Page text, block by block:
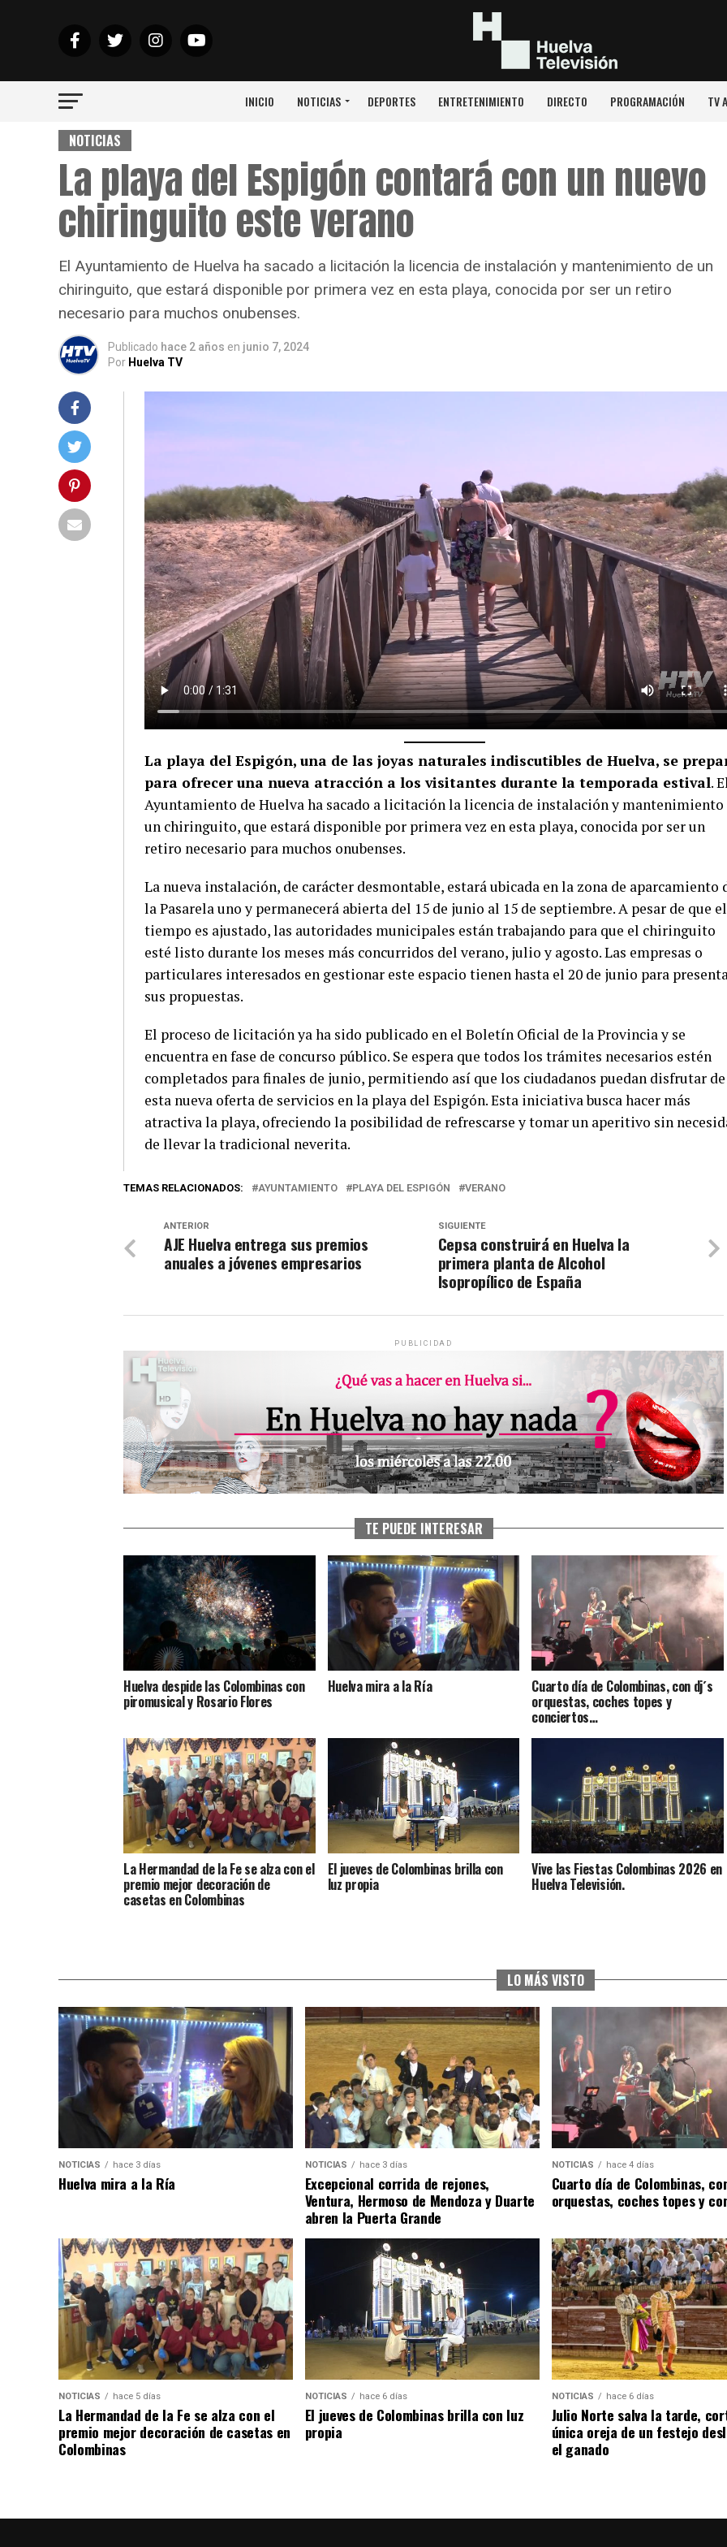
INICIO NOTICIAS DEPORTES ENTRETENIMIENTO DIRECTO PROGRAMACIÓN TV
NOTICIAS
La playa del Espigón contará con un nuevo
chiringuito este verano
El Ayuntamiento de Huelva ha sacado a licitación la licencia de instalación y mantenimiento de un
chiringuito, que estará disponible por primera vez en esta playa, conocida por ser un retiro
necesario para muchos onubenses.
Publicado hace 2 años en junio 7, 2024
Por Huelva TV
La playa del Espigón, una de las joyas naturales indiscutibles de Huelva, se
para ofrecer una nueva atracción a los visitantes durante la temporada estival.
Ayuntamiento de Huelva ha sacado a licitación la licencia de instalación y mantenimiento
un chiringuito, que estará disponible por primera vez en esta playa, conocida por ser un
retiro necesario para muchos onubenses.
La nueva instalación, de carácter desmontable, estará ubicada en la zona de aparcamiento
la Pasarela uno y permanecerá abierta del 15 de junio al 15 de septiembre. A pesar de que el
tiempo es ajustado, las autoridades municipales están trabajando para que el chiringuito
esté listo durante los meses más concurridos del verano, julio y agosto. Las empresas o
particulares interesados en gestionar este espacio tienen hasta el 20 de junio para
sus propuestas.
El proceso de licitación ya ha sido publicado en el Boletín Oficial de la Provincia y se
encuentra en fase de concurso público. Se espera que todos los trámites necesarios estén
completados para finales de junio, permitiendo así que los ciudadanos puedan disfrutar de
esta nueva oferta de servicios en la playa del Espigón. Esta iniciativa busca hacer más
atractiva la playa, ofreciendo la posibilidad de refrescarse y tomar un aperitivo sin
de llevar la tradicional neverita.
TEMAS RELACIONADOS: AYUNTAMIENTO PLAYA DEL ESPIGÓN VERANO
SIGUIENTE
Cepsa construirá en Huelva la
primera planta de Alcohol
Isopropílico de España
ANTERIOR
AJE Huelva entrega sus premios
anuales a jóvenes empresarios
PUBLICIDAD
TE PUEDE INTERESAR
Huelva despide las Colombinas con
piromusical y Rosario Flores
Huelva mira a la Ría Cuarto día de Colombinas, con dj´s
orquestas, coches topes y
conciertos…
La Hermandad de la Fe se alza con el
premio mejor decoración de
casetas en Colombinas
El jueves de Colombinas brilla con
luz propia
Vive las Fiestas Colombinas 2026 en
Huelva Televisión.
LO MÁS VISTO
NOTICIAS hace 3 días
Huelva mira a la Ría
NOTICIAS hace 3 días
Excepcional corrida de rejones,
Ventura, Hermoso de Mendoza y Duarte
abren la Puerta Grande
NOTICIAS hace 4 días
Cuarto día de Colombinas,
orquestas, coches topes y
NOTICIAS hace 5 días
La Hermandad de la Fe se alza con el
premio mejor decoración de casetas en
Colombinas
NOTICIAS hace 6 días
El jueves de Colombinas brilla con luz
propia
NOTICIAS hace 6 días
Julio Norte salva la tarde,
única oreja de un festejo
el ganado